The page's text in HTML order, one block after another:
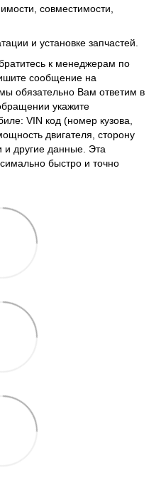
совместимости,
и установке запчастей.
к менеджерам по
сообщение на
обязательно Вам ответим в
укажите
VIN код (номер кузова,
двигателя, сторону
и другие данные. Эта
быстро и точно